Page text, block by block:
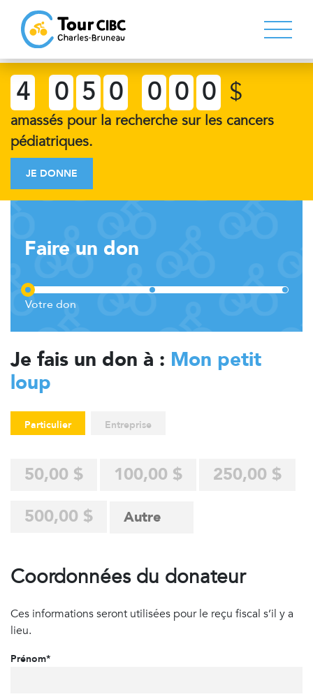
4 0 5 0 0 0 0 $
amassés pour la recherche sur les cancers
pédiatriques.
JE DONNE
Faire un don
Je fais un don à : Mon petit
loup
Particulier Entreprise
50,00 $ 100,00 $
250,00 $
500,00 $
Coordonnées du donateur
Ces informations seront utilisées pour le reçu fiscal s’il y a
lieu.
Prénom*